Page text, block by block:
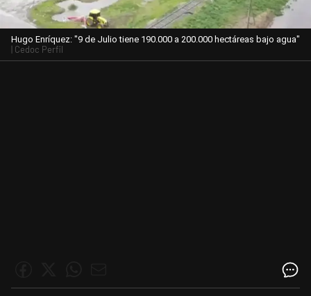
Hugo Enríquez: "9 de Julio tiene 190.000 a 200.000 hectáreas bajo agua"
| Cedoc Perfil